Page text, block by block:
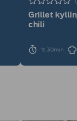
Grillet
chili
1t 30min